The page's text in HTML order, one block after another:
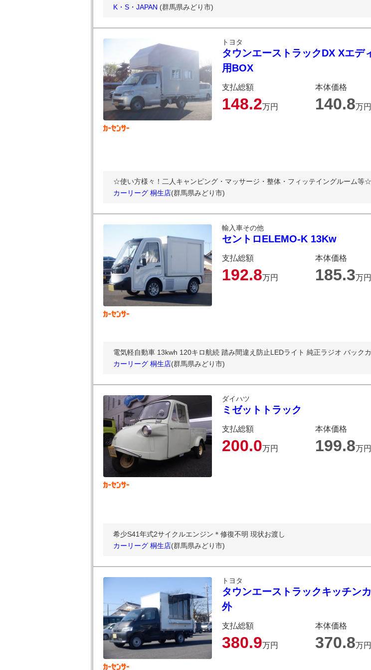
K・S・JAPAN (群馬県みどり市)
トヨタ
タウンエーストラックDX Xエデ
用BOX
支払総額
148.2万円
本体価格
140.8万円
☆使い方様々！二人キャンピング・マッサージ・整体・フィッテイングルーム等
カーリーグ 桐生店(群馬県みどり市)
輸入車その他
セントロELEMO-K 13Kw
支払総額
192.8万円
本体価格
185.3万円
電気軽自動車 13kwh 120キロ航続 踏み間違え防止LEDライト 純正ラジオ バック
カーリーグ 桐生店(群馬県みどり市)
ダイハツ
ミゼットトラック
支払総額
200.0万円
本体価格
199.8万円
希少S41年式2サイクルエンジン＊修復不明 現状お渡し
カーリーグ 桐生店(群馬県みどり市)
トヨタ
タウンエーストラックキッチン
外
支払総額
380.9万円
本体価格
370.8万円